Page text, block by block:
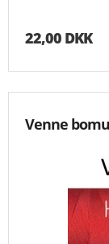
22,00 DKK
Venne